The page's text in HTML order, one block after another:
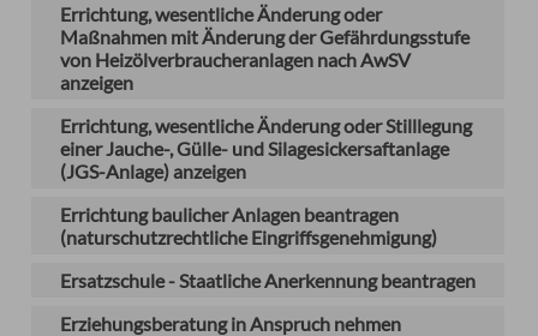
Errichtung, wesentliche Änderung oder
Maßnahmen mit Änderung der Gefährdungsstufe
von Heizölverbraucheranlagen nach AwSV
anzeigen
Errichtung, wesentliche Änderung oder Stilllegung
einer Jauche-, Gülle- und Silagesickersaftanlage
(JGS-Anlage) anzeigen
Errichtung baulicher Anlagen beantragen
(naturschutzrechtliche Eingriffsgenehmigung)
Ersatzschule - Staatliche Anerkennung beantragen
Erziehungsberatung in Anspruch nehmen